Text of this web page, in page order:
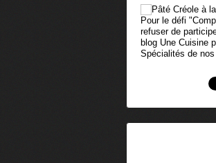
Pour le défi
refuser de
blog Une Cuisine
Spécialités de